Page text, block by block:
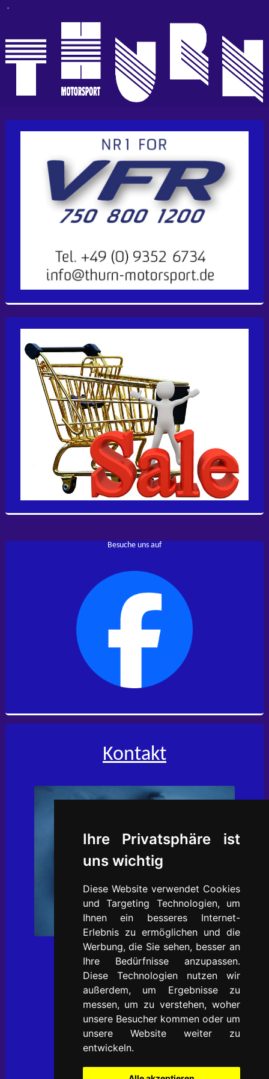
Ihre Privatsphäre ist
uns wichtig
Diese Website verwendet Cookies
und Targeting Technologien, um
Ihnen ein besseres Internet-
Erlebnis zu ermöglichen und die
Werbung, die Sie sehen, besser an
Ihre Bedürfnisse anzupassen.
Diese Technologien nutzen wir
außerdem, um Ergebnisse zu
messen, um zu verstehen, woher
unsere Besucher kommen oder um
unsere Website weiter zu
entwickeln.
Besuche uns auf
Kontakt
Diesen Zufallsartikel ansehen